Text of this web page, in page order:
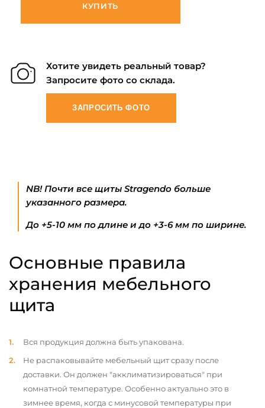
КУПИТЬ
Хотите увидеть реальный товар?
Запросите фото со склада.
ЗАПРОСИТЬ ФОТО
NB! Почти все щиты Stragendo больше
указанного размера.
До +5-10 мм по длине и до +3-6 мм по ширине.
Основные правила
хранения мебельного
щита
Вся продукция должна быть упакована.
Не распаковывайте мебельный щит сразу после
доставки. Он должен "акклиматизироваться" при
комнатной температуре. Особенно актуально это в
зимнее время, когда с минусовой температуры при